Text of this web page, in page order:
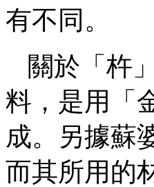
有不同。
關於「杵
料，是用「
成。另據蘇
而其所用的